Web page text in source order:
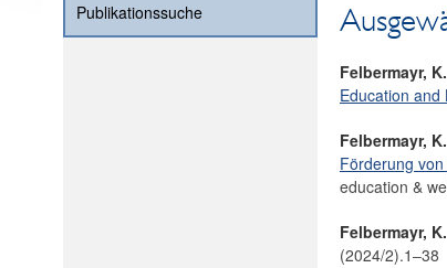
Publikationssuche
Felbermayr,
Education
Felbermayr,
Förderung
education &
Felbermayr,
(2024/2).1‒38